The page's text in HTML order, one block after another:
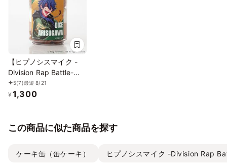
【ヒプノシスマイク -
Division Rap Battle-】
ケーキ缶 有栖川帝統
（チョコ味）
5(7)最短 8/21
¥ 1,300
この商品に似た商品を探す
ケーキ缶（缶ケーキ） ヒプノシスマイク -Division Rap